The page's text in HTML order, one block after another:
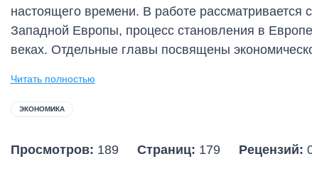
настоящего времени. В работе рассматривается
Западной Европы, процесс становления в
веках. Отдельные главы посвящены
Читать полностью
ЭКОНОМИКА
Просмотров: 189 Страниц: 179 Рецензий: